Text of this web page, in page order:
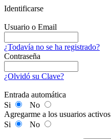
Identificarse
Usuario o Email
¿Todavía no se ha registrado?
Contraseña
¿Olvidó su Clave?
Entrada automática
Si
No
Agregarme a los usuarios activos
Si
No